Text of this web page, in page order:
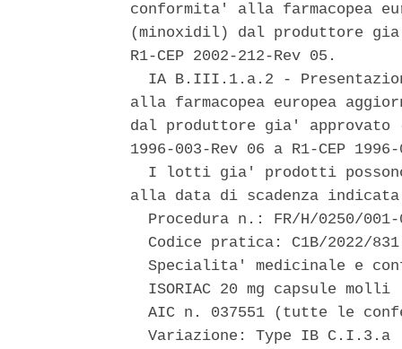
conformita' alla farmacopea
(minoxidil) dal produttore
R1-CEP 2002-212-Rev 05.
IA B.III.1.a.2 -
alla farmacopea europea
dal produttore gia' approvato
1996-003-Rev 06 a R1-CEP
I lotti gia' prodotti
alla data di scadenza
Procedura n.: FR/H/0250/
Codice pratica: C1B/2022/
Specialita' medicinale e
  ISORIAC 20 mg capsule molli
AIC n. 037551 (tutte le
  Variazione: Type IB C.I.3.a